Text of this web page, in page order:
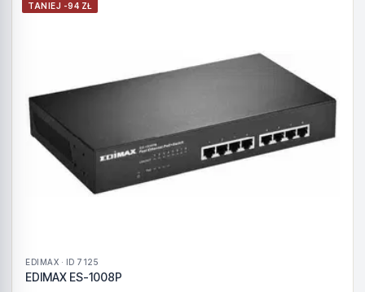
TANIEJ -94 ZŁ
EDIMAX · ID 7125
EDIMAX ES-1008P